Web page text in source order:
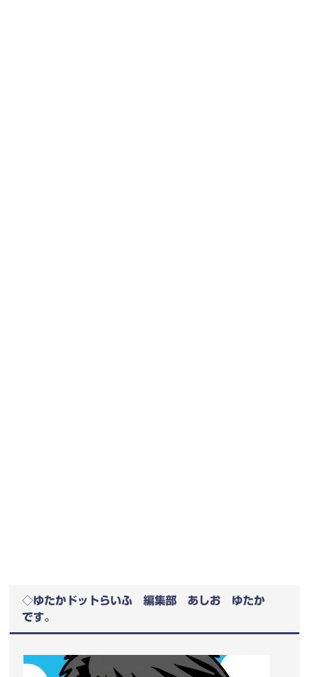
◇ゆたかドットらいふ 編集部 あしお ゆたか
です。